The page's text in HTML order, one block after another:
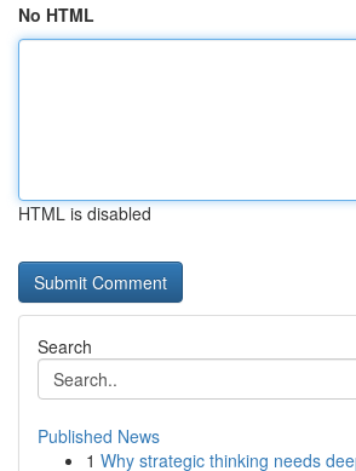
No HTML
HTML is disabled
Search
Published News
1 Why strategic thinking needs